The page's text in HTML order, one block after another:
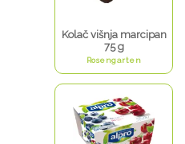
Kolač višnja marcipan
75 g
Rosengarten